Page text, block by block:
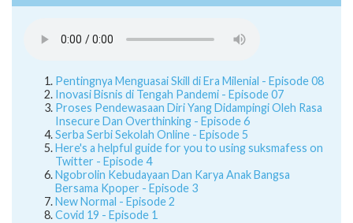
Pentingnya Menguasai Skill di Era Milenial - Episode 08
Inovasi Bisnis di Tengah Pandemi - Episode 07
Proses Pendewasaan Diri Yang Didampingi Oleh Rasa
Insecure Dan Overthinking - Episode 6
Serba Serbi Sekolah Online - Episode 5
Here's a helpful guide for you to using suksmafess on
Twitter - Episode 4
Ngobrolin Kebudayaan Dan Karya Anak Bangsa
Bersama Kpoper - Episode 3
New Normal - Episode 2
Covid 19 - Episode 1